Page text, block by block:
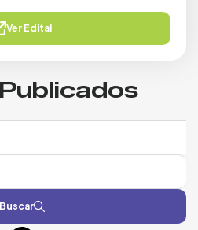
Ver Edital
Buscar